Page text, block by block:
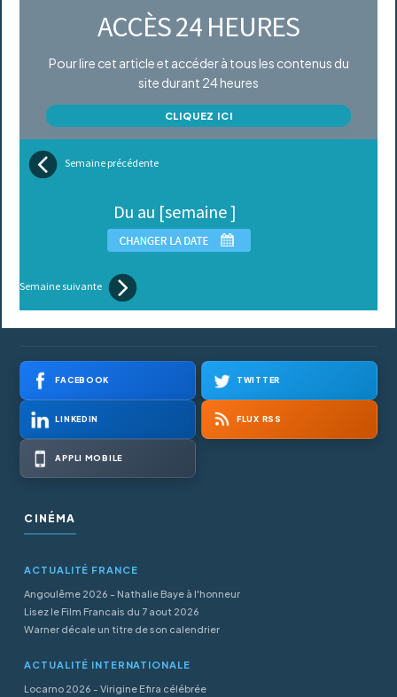
ACCÈS 24 HEURES
Pour lire cet article et accéder à tous les contenus du
site durant 24 heures
CLIQUEZ ICI
Semaine précédente
Du au [semaine ]
Semaine suivante
FACEBOOK TWITTER
LINKEDIN FLUX RSS
APPLI MOBILE
CINÉMA
ACTUALITÉ FRANCE
Angoulême 2026 - Nathalie Baye à l'honneur
Lisez le Film Francais du 7 aout 2026
Warner décale un titre de son calendrier
ACTUALITÉ INTERNATIONALE
Locarno 2026 - Virigine Efira célébrée